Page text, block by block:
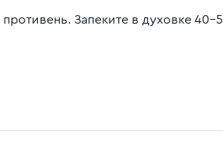
Запеките в духовке 40-